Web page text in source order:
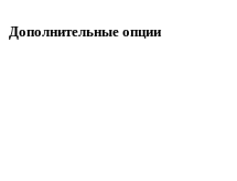
Дополнительные опции